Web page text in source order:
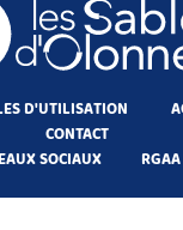
D'UTILISATION
CONTACT
SOCIAUX
RGAA